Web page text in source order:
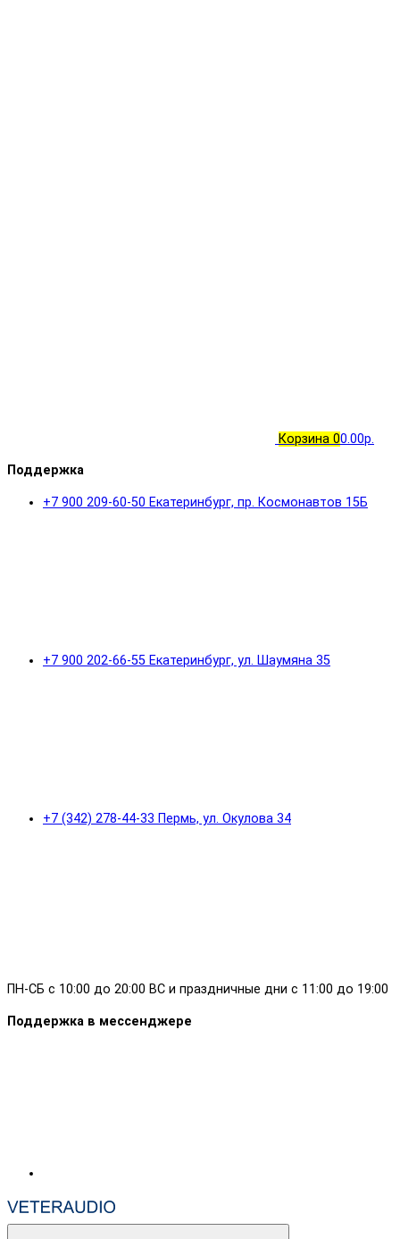
Корзина 00.00р.
Поддержка
+7 900 209-60-50 Екатеринбург, пр. Космонавтов 15Б
+7 900 202-66-55 Екатеринбург, ул. Шаумяна 35
+7 (342) 278-44-33 Пермь, ул. Окулова 34
ПН-СБ с 10:00 до 20:00 ВС и праздничные дни с 11:00 до 19:00
Поддержка в мессенджере